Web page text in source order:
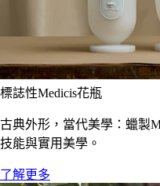
標誌性Medicis花瓶
古典外形，當代美學：蠟製
技能與實用美學。
了解更多